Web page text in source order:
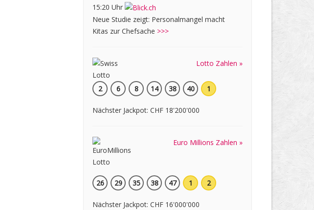
15:20 Uhr
Neue Studie zeigt: Personalmangel macht
Kitas zur Chefsache >>>
Lotto Zahlen »
2 6 8 14 38 40 1
Nächster Jackpot: CHF 18'200'000
Euro Millions Zahlen »
26 29 35 38 47 1 2
Nächster Jackpot: CHF 16'000'000